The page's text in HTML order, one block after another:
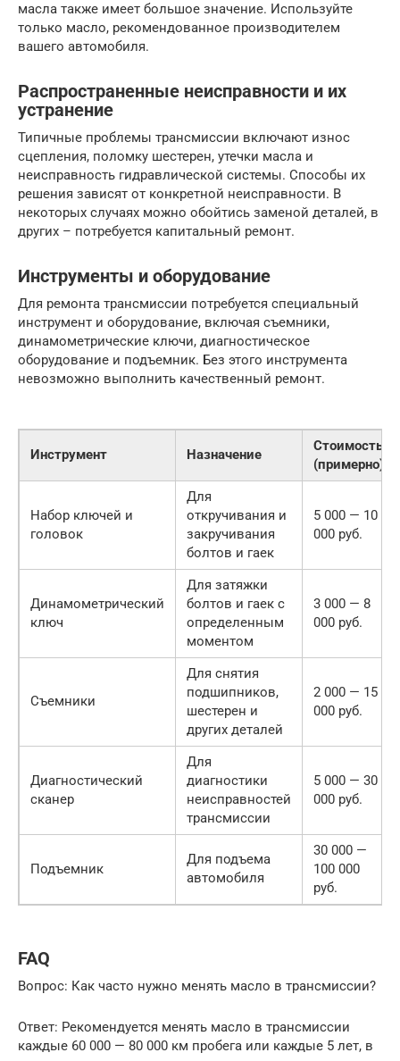
масла также имеет большое значение. Используйте
только масло, рекомендованное производителем
вашего автомобиля.
Распространенные неисправности и их
устранение
Типичные проблемы трансмиссии включают износ
сцепления, поломку шестерен, утечки масла и
неисправность гидравлической системы. Способы их
решения зависят от конкретной неисправности. В
некоторых случаях можно обойтись заменой деталей, в
других – потребуется капитальный ремонт.
Инструменты и оборудование
Для ремонта трансмиссии потребуется специальный
инструмент и оборудование, включая съемники,
динамометрические ключи, диагностическое
оборудование и подъемник. Без этого инструмента
невозможно выполнить качественный ремонт.
Инструмент Назначение
Стоимость
(примерно)
Набор ключей и
головок
Для
откручивания и
закручивания
болтов и гаек
5 000 — 10
000 руб.
Динамометрический
ключ
Для затяжки
болтов и гаек с
определенным
моментом
3 000 — 8
000 руб.
Съемники
Для снятия
подшипников,
шестерен и
других деталей
2 000 — 15
000 руб.
Диагностический
сканер
Для
диагностики
неисправностей
трансмиссии
5 000 — 30
000 руб.
Подъемник
Для подъема
автомобиля
30 000 —
100 000
руб.
FAQ
Вопрос: Как часто нужно менять масло в трансмиссии?
Ответ: Рекомендуется менять масло в трансмиссии
каждые 60 000 — 80 000 км пробега или каждые 5 лет, в